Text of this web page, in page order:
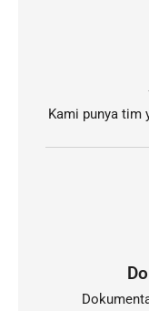
Kami punya tim